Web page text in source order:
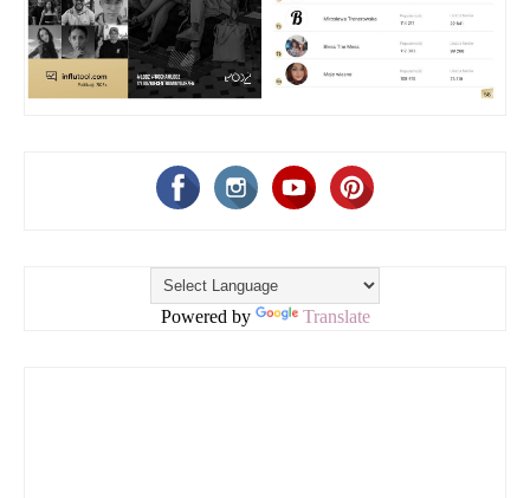
Powered by Translate